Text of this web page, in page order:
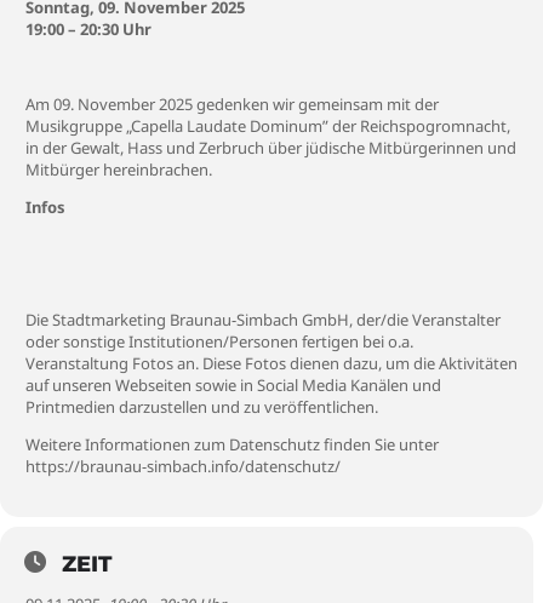
Sonntag, 09. November 2025
19:00 – 20:30 Uhr
Am 09. November 2025 gedenken wir gemeinsam mit der
Musikgruppe „Capella Laudate Dominum” der Reichspogromnacht,
in der Gewalt, Hass und Zerbruch über jüdische Mitbürgerinnen und
Mitbürger hereinbrachen.
Infos
Die Stadtmarketing Braunau-Simbach GmbH, der/die Veranstalter
oder sonstige Institutionen/Personen fertigen bei o.a.
Veranstaltung Fotos an. Diese Fotos dienen dazu, um die Aktivitäten
auf unseren Webseiten sowie in Social Media Kanälen und
Printmedien darzustellen und zu veröffentlichen.
Weitere Informationen zum Datenschutz finden Sie unter
https://braunau-simbach.info/datenschutz/
ZEIT